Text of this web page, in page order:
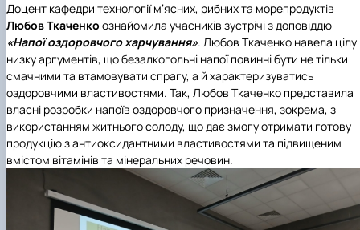
Доцент кафедри технології м’ясних, рибних та морепродуктів
Любов Ткаченко ознайомила учасників зустрічі з доповіддю
«Напої оздоровчого харчування». Любов Ткаченко навела цілу
низку аргументів, що безалкогольні напої повинні бути не тільки
смачними та втамовувати спрагу, а й характеризуватись
оздоровчими властивостями. Так, Любов Ткаченко представила
власні розробки напоїв оздоровчого призначення, зокрема, з
використанням житнього солоду, що дає змогу отримати готову
продукцію з антиоксидантними властивостями та підвищеним
вмістом вітамінів та мінеральних речовин.